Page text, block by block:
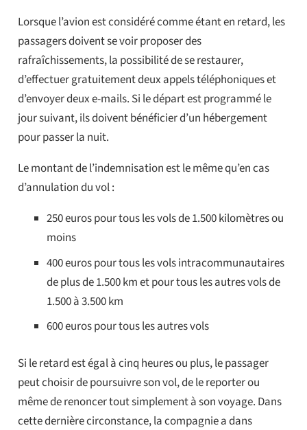
Lorsque l’avion est considéré comme étant en retard, les
passagers doivent se voir proposer des
rafraîchissements, la possibilité de se restaurer,
d’effectuer gratuitement deux appels téléphoniques et
d’envoyer deux e-mails. Si le départ est programmé le
jour suivant, ils doivent bénéficier d’un hébergement
pour passer la nuit.
Le montant de l’indemnisation est le même qu’en cas
d’annulation du vol :
250 euros pour tous les vols de 1.500 kilomètres ou
moins
400 euros pour tous les vols intracommunautaires
de plus de 1.500 km et pour tous les autres vols de
1.500 à 3.500 km
600 euros pour tous les autres vols
Si le retard est égal à cinq heures ou plus, le passager
peut choisir de poursuivre son vol, de le reporter ou
même de renoncer tout simplement à son voyage. Dans
cette dernière circonstance, la compagnie a dans